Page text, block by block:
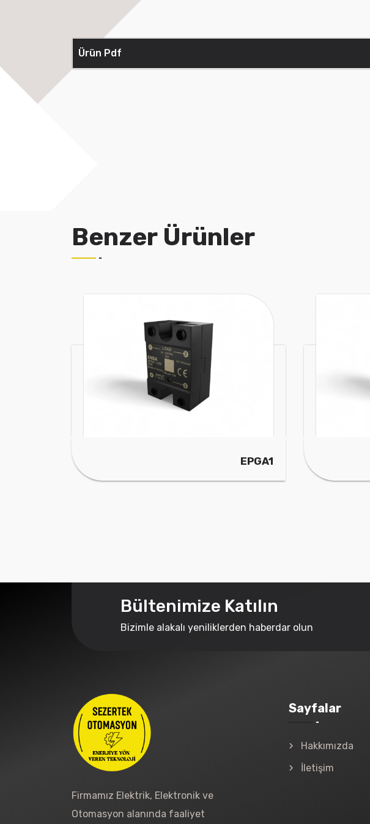
Ürün Pdf
Benzer Ürünler
EPGA1
Bültenimize Katılın
Bizimle alakalı yeniliklerden haberdar olun
Firmamız Elektrik, Elektronik ve
Otomasyon alanında faaliyet
Sayfalar
Hakkımızda
İletişim